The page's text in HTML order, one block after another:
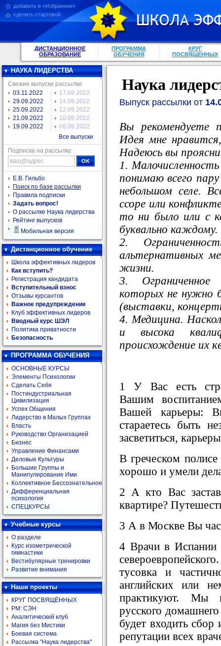
добавить в «Избранное»
сделать стартовой
ДИСТАНЦИОННОЕ
ОБРАЗОВАНИЕ
ПРОГРАММА
ОБУЧЕНИЯ
КРУГ
ПОСВЯЩЕННЫХ
НАУКА ЛИДЕРСТВА
Свежие выпуски рассылки:
03.11.2022
29.09.2022
25.09.2022
21.09.2022
19.09.2022
17.09.2022
14.09.2022
12.09.2022
10.09.2022
06.09.2022
Все выпуски
Подписка на рассылку:
Е.В. Гильбо
Поиск по базе рассылки
Правила подписки
Задать вопрос!
О рассылке Наука лидерства
Рейтинг выпусков
Мобильная версия
Дистанционное обучение
Школа эффективных лидеров
Как вступить?
Регистрация кандидата
Вступительный взнос
Отзывы курсантов
Важное предупреждение
Клуб эффективных лидеров
Вводный курс ШЭЛ
Политика приватности
Безопасность
ПРОГРАММА ОБУЧЕНИЯ
ОСНОВНЫЕ КУРСЫ
Элементы Психологии
Сделать Себя
Постиндустриальная
Цивилизация
Успех Общения
Лидерство в Малых Группах
Власть
Руководство Организацией
Бизнес
Управление Финансами
Деловые Культуры
Большие Группы и
Манипулирование Ими
Коллективное Бессознательное
Дифференциальная
психология
СПЕЦКУРСЫ
Учебные курсы
О разделе
Курс изометрической
гимнастики
Вестибулярные тренировки
Развитие внимания
Наши проекты
КРУГ ПОСВЯЩЁННЫХ
РМ: СЭН
Аналитический клуб
Магия без Мистики
Боевая система
Рассылка "Наука лидерства"
Наука
Выпуск рассылки от
Вы рекомендуете
Идея мне
Надеюсь вы
1.
понимаю всего
небольшом селе.
ссоре или
то ни было или с
буквально каждому.
2.
альтернативных
жизни.
3.
которых не нужно
(выставки,
4. Медицина.
и высока
происхождение их
1 У Вас есть
Вашим
Вашей карьеры:
стараетесь быть
засветиться,
В греческом
хорошо и умели
2 А кто Вас
квартире?
3 А в Москве Вы
4 Врачи в Испании
тусовка и
английских или
практикуют. Мы
русского
будет входить
репутации всех